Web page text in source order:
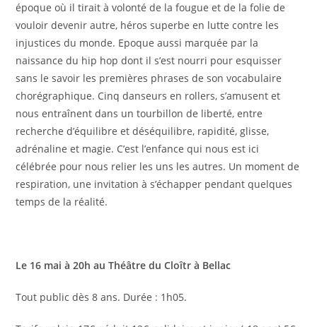
époque où il tirait à volonté de la fougue et de la folie de
vouloir devenir autre, héros superbe en lutte contre les
injustices du monde. Epoque aussi marquée par la
naissance du hip hop dont il s’est nourri pour esquisser
sans le savoir les premières phrases de son vocabulaire
chorégraphique. Cinq danseurs en rollers, s’amusent et
nous entraînent dans un tourbillon de liberté, entre
recherche d’équilibre et déséquilibre, rapidité, glisse,
adrénaline et magie. C’est l’enfance qui nous est ici
célébrée pour nous relier les uns les autres. Un moment de
respiration, une invitation à s’échapper pendant quelques
temps de la réalité.
Le 16 mai à 20h au Théâtre du Cloîtr à Bellac
Tout public dès 8 ans. Durée : 1h05.